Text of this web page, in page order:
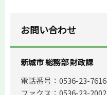
お問い合わせ
新城市 総務部 財政課
電話番号：0536-23-7616
ファクス：0536-23-2002